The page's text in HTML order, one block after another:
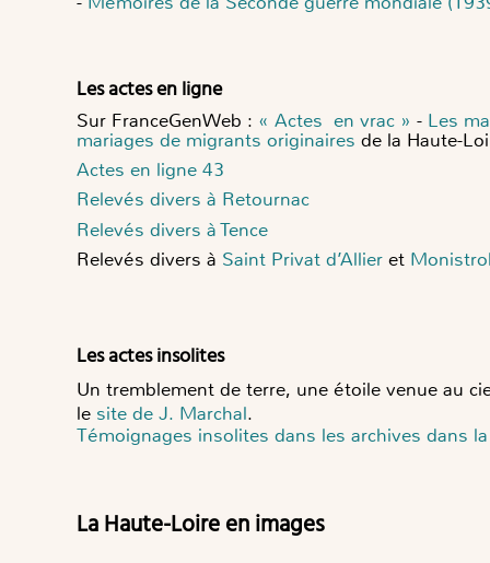
Les actes en ligne
Sur FranceGenWeb : « Actes en vrac » - Les
mariages de migrants originaires de la Haute-
Actes en ligne 43
Relevés divers à Retournac
Relevés divers à Tence
Relevés divers à Saint Privat d’Allier et
Les actes insolites
Un tremblement de terre, une étoile venue au
le site de J. Marchal.
Témoignages insolites dans les archives dans
La Haute-Loire en images